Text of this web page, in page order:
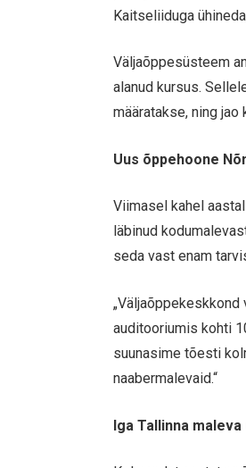
Kaitseliiduga
Väljaõppesüsteem
alanud kursus.
määratakse, ning
Uus õppehoone
Viimasel kahel
läbinud
seda vast enam
auditooriumis kohti
suunasime tõesti
naabermalevaid.“
Iga Tallinna